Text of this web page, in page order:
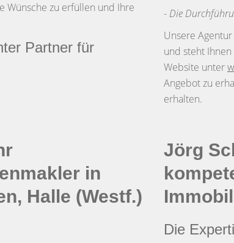
Wünsche zu erfüllen und Ihre
Partner für
- Die
Unsere
und steht
Website unter
Angebot zu
erhalten.
in
Halle (Westf.)
Jörg
Die